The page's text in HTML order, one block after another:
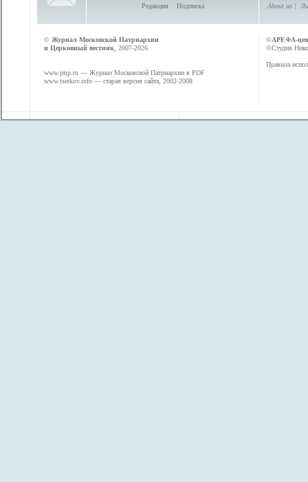
Редакция Подписка
About us |
© Журнал Московской Патриархии
и Церковный вестник , 2007-2026
www.jmp.ru — Журнал Московской Патриархии в PDF
www.tserkov.info — старая версия сайта, 2002-2008
©АРЕФА-
©Студия
Правила